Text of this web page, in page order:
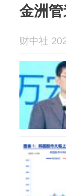
金洲
财中社